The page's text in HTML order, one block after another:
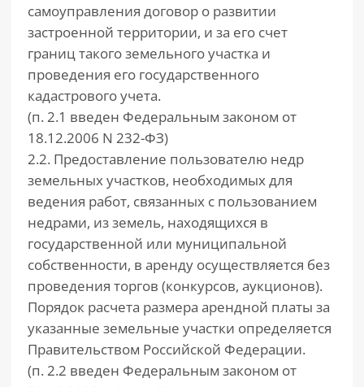
самоуправления договор о развитии
застроенной территории, и за его счет
границ такого земельного участка и
проведения его государственного
кадастрового учета.
(п. 2.1 введен Федеральным законом от
18.12.2006 N 232-ФЗ)
2.2. Предоставление пользователю недр
земельных участков, необходимых для
ведения работ, связанных с пользованием
недрами, из земель, находящихся в
государственной или муниципальной
собственности, в аренду осуществляется без
проведения торгов (конкурсов, аукционов).
Порядок расчета размера арендной платы за
указанные земельные участки определяется
Правительством Российской Федерации.
(п. 2.2 введен Федеральным законом от